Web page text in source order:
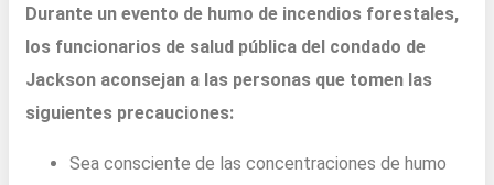
Durante un evento de humo de incendios forestales,
los funcionarios de salud pública del condado de
Jackson aconsejan a las personas que tomen las
siguientes precauciones:
Sea consciente de las concentraciones de humo